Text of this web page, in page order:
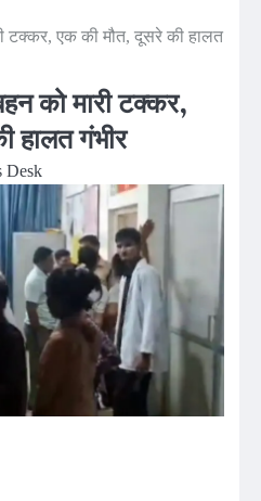
टक्कर, एक की मौत, दूसरे की हालत
को मारी टक्कर,
हालत गंभीर
Desk